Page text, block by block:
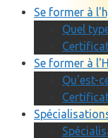
Se former à
Quel
Se former à
Qu'est-